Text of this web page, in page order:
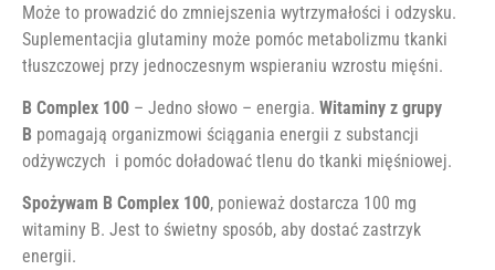
Może to prowadzić do zmniejszenia wytrzymałości i odzysku.
Suplementacjia glutaminy może pomóc metabolizmu tkanki
tłuszczowej przy jednoczesnym wspieraniu wzrostu mięśni.
B Complex 100 – Jedno słowo – energia. Witaminy z grupy
B pomagają organizmowi ściągania energii z substancji
odżywczych i pomóc doładować tlenu do tkanki mięśniowej.
Spożywam B Complex 100, ponieważ dostarcza 100 mg
witaminy B. Jest to świetny sposób, aby dostać zastrzyk
energii.